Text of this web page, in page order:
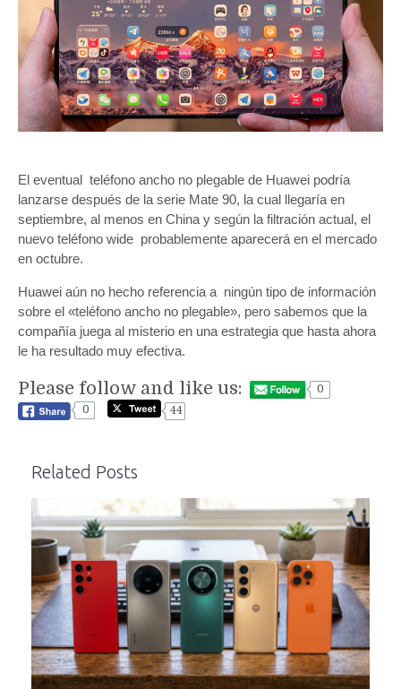
El eventual teléfono ancho no plegable de Huawei podría
lanzarse después de la serie Mate 90, la cual llegaría en
septiembre, al menos en China y según la filtración actual, el
nuevo teléfono wide probablemente aparecerá en el mercado
en octubre.
Huawei aún no hecho referencia a ningún tipo de información
sobre el «teléfono ancho no plegable», pero sabemos que la
compañía juega al misterio en una estrategia que hasta ahora
le ha resultado muy efectiva.
Please follow and like us:
0
0
44
Related Posts